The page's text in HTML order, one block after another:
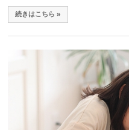
続きはこちら »